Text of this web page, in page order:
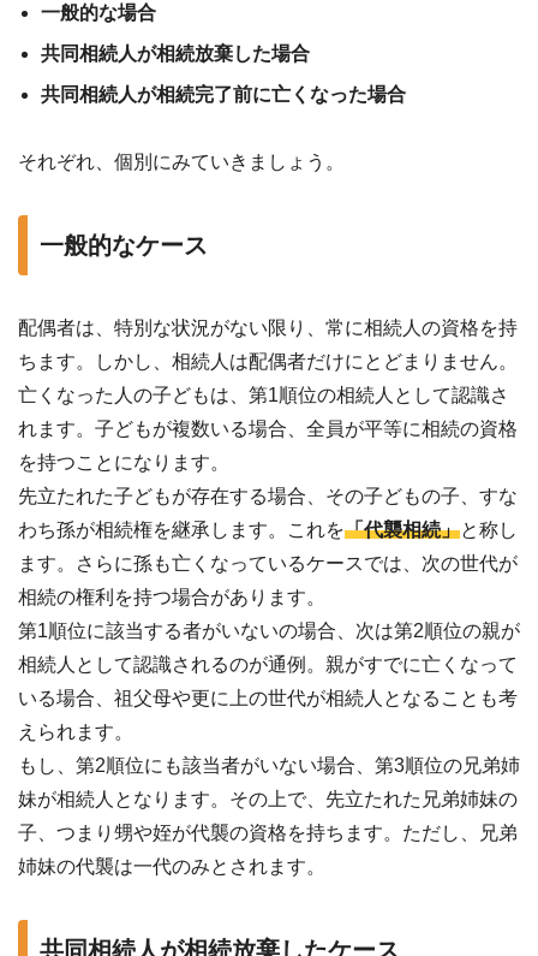
一般的な場合
共同相続人が相続放棄した場合
共同相続人が相続完了前に亡くなった場合
それぞれ、個別にみていきましょう。
一般的なケース
配偶者は、特別な状況がない限り、常に相続人の資格を持
ちます。しかし、相続人は配偶者だけにとどまりません。
亡くなった人の子どもは、第1順位の相続人として認識さ
れます。子どもが複数いる場合、全員が平等に相続の資格
を持つことになります。
先立たれた子どもが存在する場合、その子どもの子、すな
わち孫が相続権を継承します。これを「代襲相続」と称し
ます。さらに孫も亡くなっているケースでは、次の世代が
相続の権利を持つ場合があります。
第1順位に該当する者がいないの場合、次は第2順位の親が
相続人として認識されるのが通例。親がすでに亡くなって
いる場合、祖父母や更に上の世代が相続人となることも考
えられます。
もし、第2順位にも該当者がいない場合、第3順位の兄弟姉
妹が相続人となります。その上で、先立たれた兄弟姉妹の
子、つまり甥や姪が代襲の資格を持ちます。ただし、兄弟
姉妹の代襲は一代のみとされます。
共同相続人が相続放棄したケース